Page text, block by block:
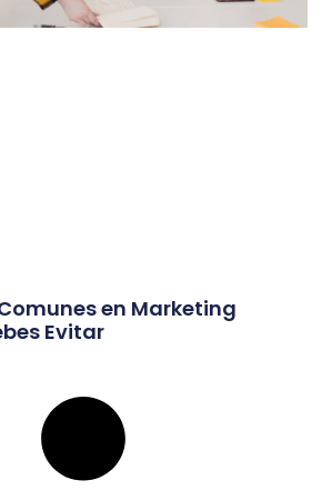
Comunes en Marketing
Evitar